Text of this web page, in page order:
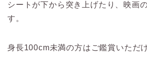
シートが下から突き上げたり、映画
す。
身長100cm未満の方はご鑑賞いただ